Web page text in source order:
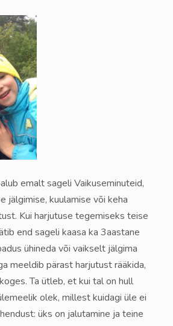
emalt sageli Vaikuseminuteid,
jälgimise, kuulamise või keha
Kui harjutuse tegemiseks teise
end sageli kaasa ka 3aastane
ühineda või vaikselt jälgima
meeldib pärast harjutust rääkida,
Ta ütleb, et kui tal on hull
olek, millest kuidagi üle ei
üks on jalutamine ja teine